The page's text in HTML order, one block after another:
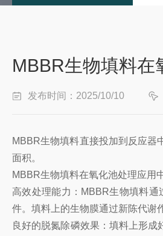
MBBR生物填料在
发布时间：2025/10/10
MBBR生物填料直接投加到反应器
面积。
MBBR生物填料在氧化池处理应用
高效处理能力：MBBR生物填料
件。填料上的生物膜通过新陈代谢
良好的脱氮除磷效果：填料上形